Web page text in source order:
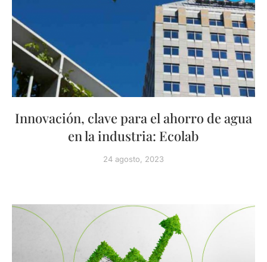
Innovación, clave para el ahorro de agua
en la industria: Ecolab
24 agosto, 2023